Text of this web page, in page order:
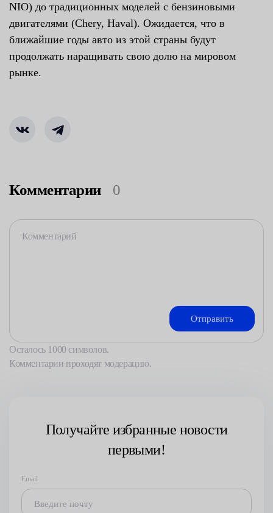
NIO) до традиционных моделей с бензиновыми
двигателями (Chery, Haval). Ожидается, что в
ближайшие годы авто из этой страны будут
продолжать наращивать свою долю на мировом
рынке.
Комментарии 0
Осталось 1000 символов.
Комментарии проходят модерацию.
Получайте избранные новости
первыми!
Email